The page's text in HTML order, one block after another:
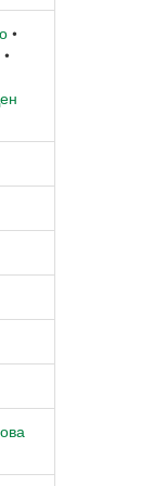
•
•